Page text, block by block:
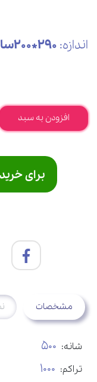
اندازه: 290*200سانتی متر
افزودن به سبد
برای
مشخصات
شانه: 500
تراکم: 1000